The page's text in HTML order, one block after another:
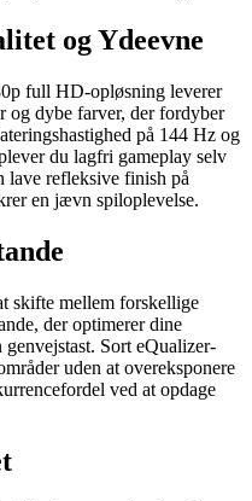
og Ydeevne
full HD-opløsning leverer
og dybe farver, der fordyber
på 144 Hz og
du lagfri gameplay selv
lave refleksive finish på
en jævn spiloplevelse.
skifte mellem forskellige
der optimerer dine
Sort eQualizer-
uden at overeksponere
ved at opdage